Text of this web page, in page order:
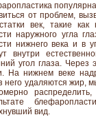
от проблем,
век, такие
наружного угла
нижнего века и в
внутри
угол глаза.
На нижнем веке
него удаляются жир,
вид.